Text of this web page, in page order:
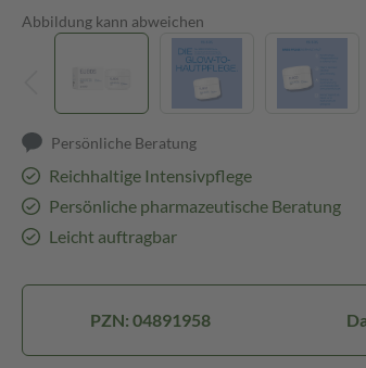
Abbildung kann abweichen
Persönliche Beratung
Reichhaltige Intensivpflege
Persönliche pharmazeutische Beratung
Leicht auftragbar
PZN: 04891958